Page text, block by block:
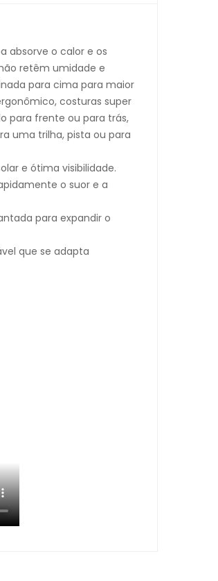
absorve o calor e os
retêm umidade e
para cima para maior
costuras super
para frente ou para trás,
uma trilha, pista ou para
e ótima visibilidade.
o suor e a
para expandir o
que se adapta